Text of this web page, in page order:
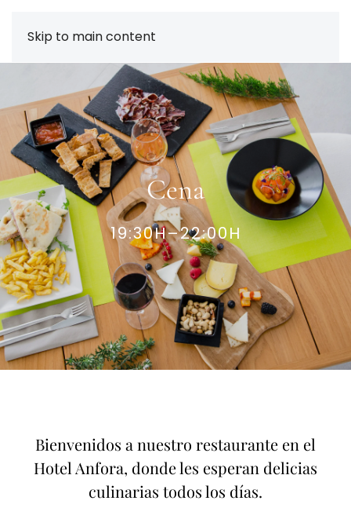
Skip to main content
Cena
19:30H–22:00H
Bienvenidos a nuestro restaurante en el
Hotel Anfora, dondeles esperan delicias
culinarias todos los días.